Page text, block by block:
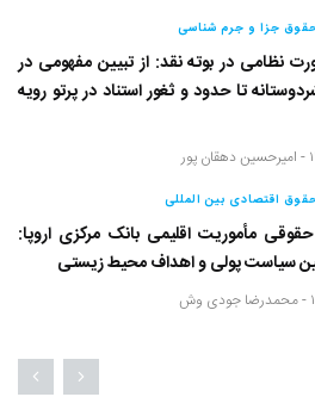
جزا و جرم شناسی
نظامی در بوته نقد: از تبیین مفهومی در
تا حدود و ثغور استناد در پرتو رویه
امیرحسین دهقان پور
اقتصادی بین المللی
مأموریت اقلیمی بانک مرکزی اروپا:
سیاست پولی و اهداف محیط زیستی
محمدرضا جودی وش